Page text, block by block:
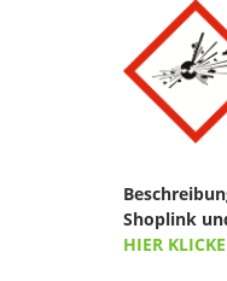
Shoplink
HIER